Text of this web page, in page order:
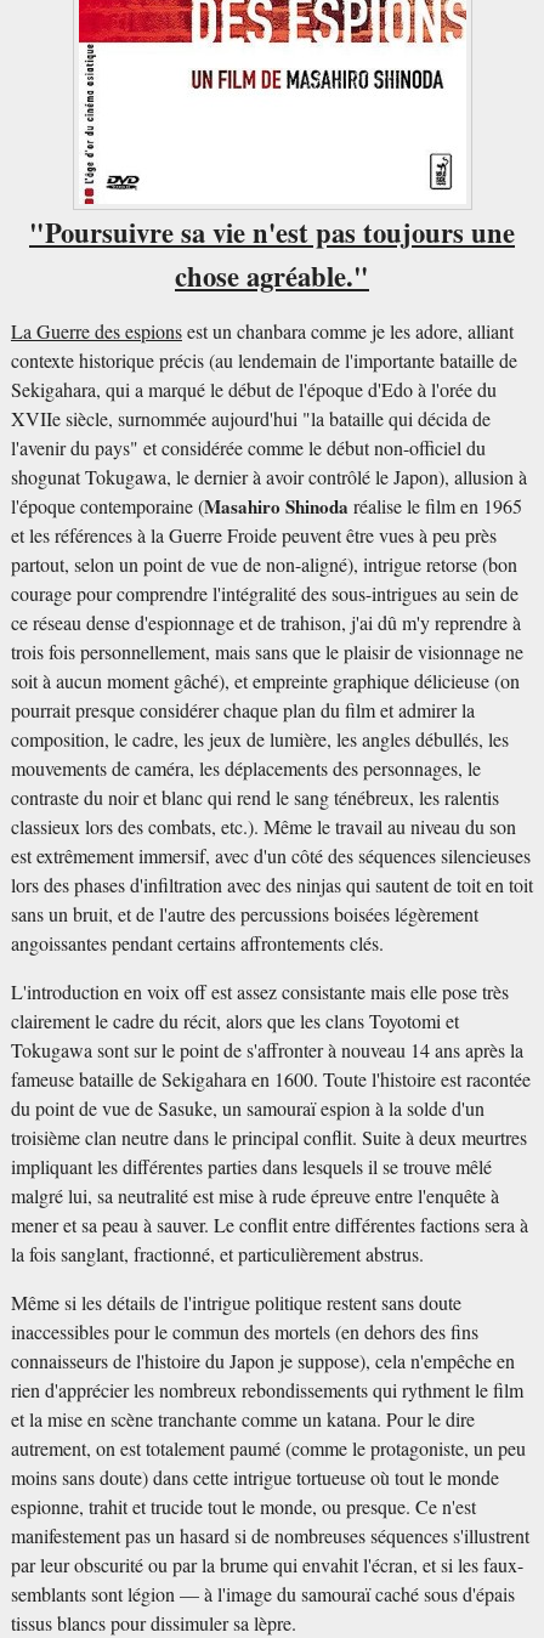
"Poursuivre sa vie n'est pas toujours une
chose agréable."
La Guerre des espionsest un chanbara comme je les adore, alliant
contexte historique précis (au lendemain de l'importante bataille de
Sekigahara, qui a marqué le début de l'époque d'Edo à l'orée du
XVIIe siècle, surnommée aujourd'hui "la bataille qui décida de
l'avenir du pays" et considérée comme le début non-officiel du
shogunat Tokugawa, le dernier à avoir contrôlé le Japon), allusion à
l'époque contemporaine (Masahiro Shinoda réalise le film en 1965
et les références à la Guerre Froide peuvent être vues à peu près
partout, selon un point de vue de non-aligné), intrigue retorse (bon
courage pour comprendre l'intégralité des sous-intrigues au sein de
ce réseau dense d'espionnage et de trahison, j'ai dû m'y reprendre à
trois fois personnellement, mais sans que le plaisir de visionnage ne
soit à aucun moment gâché), et empreinte graphique délicieuse (on
pourrait presque considérer chaque plan du film et admirer la
composition, le cadre, les jeux de lumière, les angles débullés, les
mouvements de caméra, les déplacements des personnages, le
contraste du noir et blanc qui rend le sang ténébreux, les ralentis
classieux lors des combats, etc.). Même le travail au niveau du son
est extrêmement immersif, avec d'un côté des séquences silencieuses
lors des phases d'infiltration avec des ninjas qui sautent de toit en toit
sans un bruit, et de l'autre des percussions boisées légèrement
angoissantes pendant certains affrontements clés.
L'introduction en voix off est assez consistante mais elle pose très
clairement le cadre du récit, alors que les clans Toyotomi et
Tokugawa sont sur le point de s'affronter à nouveau 14 ans après la
fameuse bataille de Sekigahara en 1600. Toute l'histoire est racontée
du point de vue de Sasuke, un samouraï espion à la solde d'un
troisième clan neutre dans le principal conflit. Suite à deux meurtres
impliquant les différentes parties dans lesquels il se trouve mêlé
malgré lui, sa neutralité est mise à rude épreuve entre l'enquête à
mener et sa peau à sauver. Le conflit entre différentes factions sera à
la fois sanglant, fractionné, et particulièrement abstrus.
Même si les détails de l'intrigue politique restent sans doute
inaccessibles pour le commun des mortels (en dehors des fins
connaisseurs de l'histoire du Japon je suppose), cela n'empêche en
rien d'apprécier les nombreux rebondissements qui rythment le film
et la mise en scène tranchante comme un katana. Pour le dire
autrement, on est totalement paumé (comme le protagoniste, un peu
moins sans doute) dans cette intrigue tortueuse où tout le monde
espionne, trahit et trucide tout le monde, ou presque. Ce n'est
manifestement pas un hasard si de nombreuses séquences s'illustrent
par leur obscurité ou par la brume qui envahit l'écran, et si les faux-
semblants sont légion — à l'image du samouraï caché sous d'épais
tissus blancs pour dissimuler sa lèpre.